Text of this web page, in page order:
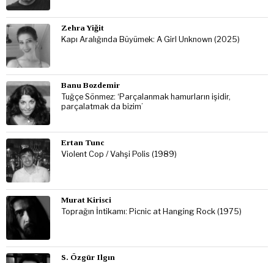
Zehra Yiğit
Kapı Aralığında Büyümek: A Girl Unknown (2025)
Banu Bozdemir
Tuğçe Sönmez: ‘Parçalanmak hamurların işidir,
parçalatmak da bizim’
Ertan Tunc
Violent Cop / Vahşi Polis (1989)
Murat Kirisci
Toprağın İntikamı: Picnic at Hanging Rock (1975)
S. Özgür Ilgın